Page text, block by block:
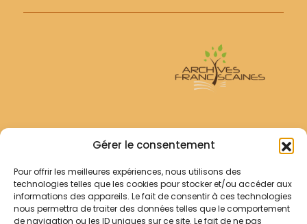
Gérer le consentement
Pour offrir les meilleures expériences, nous utilisons des
technologies telles que les cookies pour stocker et/ou accéder aux
informations des appareils. Le fait de consentir à ces technologies
nous permettra de traiter des données telles que le comportement
de navigation ou les ID uniques sur ce site. Le fait de ne pas
Archives Franciscaines
RECHERCHER
Comment chercher ?
Les archives